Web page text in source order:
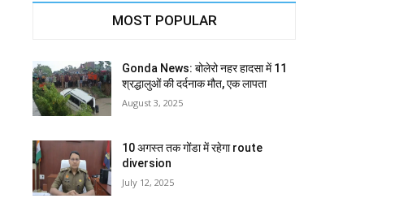
MOST POPULAR
Gonda News: बोलेरो नहर हादसा में 11
श्रद्धालुओं की दर्दनाक मौत, एक लापता
August 3, 2025
10 अगस्त तक गोंडा में रहेगा route
diversion
July 12, 2025